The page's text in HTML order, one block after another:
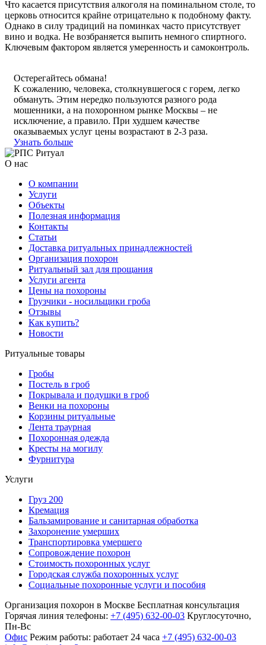
Что касается присутствия алкоголя на поминальном столе, то
церковь относится крайне отрицательно к подобному факту.
Однако в силу традиций на поминках часто присутствует
вино и водка. Не возбраняется выпить немного спиртного.
Ключевым фактором является умеренность и самоконтроль.
Остерегайтесь обмана!
К сожалению, человека, столкнувшегося с горем, легко
обмануть. Этим нередко пользуются разного рода
мошенники, а на похоронном рынке Москвы – не
исключение, а правило. При худшем качестве
оказываемых услуг цены возрастают в 2-3 раза.
Узнать больше
О нас
О компании
Услуги
Объекты
Полезная информация
Контакты
Статьи
Доставка ритуальных принадлежностей
Организация похорон
Ритуальный зал для прощания
Услуги агента
Цены на похороны
Грузчики - носильщики гроба
Отзывы
Как купить?
Новости
Ритуальные товары
Гробы
Постель в гроб
Покрывала и подушки в гроб
Венки на похороны
Корзины ритуальные
Лента траурная
Похоронная одежда
Кресты на могилу
Фурнитура
Услуги
Груз 200
Кремация
Бальзамирование и санитарная обработка
Захоронение умерших
Транспортировка умершего
Сопровождение похорон
Стоимость похоронных услуг
Городская служба похоронных услуг
Социальные похоронные услуги и пособия
Организация похорон в Москве Бесплатная консультация
Горячая линия телефоны: +7 (495) 632-00-03 Круглосуточно,
Пн-Вс
Офис Режим работы: работает 24 часа +7 (495) 632-00-03